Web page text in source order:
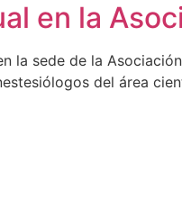
en la
la sede de la
del área